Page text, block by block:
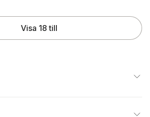
Visa 18 till